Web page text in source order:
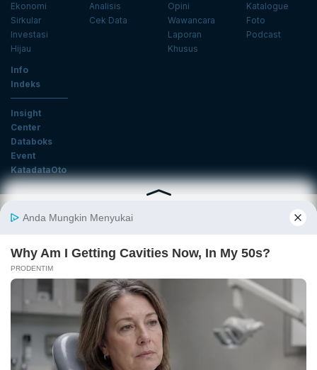
Ekonomi
Sirkular
Investasi
Hijau
Analisis
Cek Data
Opini
Wawancara
Laporan
Khusus
Katalogue
Foto
Podcast
Info
Indeks
Insight
Center
Databoks
Event
KatadataOto
Langganan Newsletter
Tentang Katadata Advertising Karier
Pedoman Media Siber
Kebijakan Privasi
Disclaimer
Hubungi Kami
©2026 Katadata. Hak cipta dilindungi Undang-undang.